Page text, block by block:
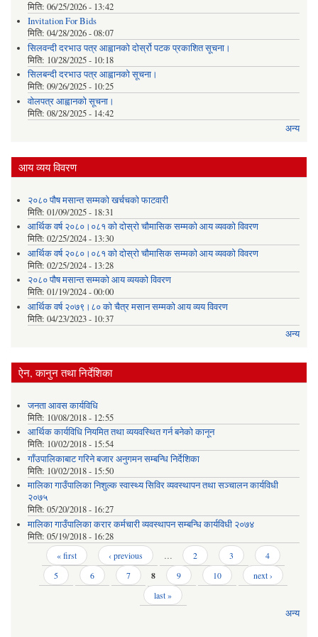
मिति: 06/25/2026 - 13:42
Invitation For Bids
मिति: 04/28/2026 - 08:07
सिलवन्दी दरभाउ पत्र आह्वानको दोर्स्रो पटक प्रकाशित सूचना।
मिति: 10/28/2025 - 10:18
सिलबन्दी दरभाउ पत्र आह्वानको सूचना।
मिति: 09/26/2025 - 10:25
वोलपत्र आह्वानको सूचना।
मिति: 08/28/2025 - 14:42
अन्य
आय व्यय विवरण
२०८० पौष मसान्त सम्मको खर्चचको फाटवारी
मिति: 01/09/2025 - 18:31
आर्थिक वर्ष २०८०।०८१ को दोस्रो चौमासिक सम्मको आय व्यवको विवरण
मिति: 02/25/2024 - 13:30
आर्थिक वर्ष २०८०।०८१ को दोस्रो चौमासिक सम्मको आय व्यवको विवरण
मिति: 02/25/2024 - 13:28
२०८० पौष मसान्त सम्मको आय व्ययको विवरण
मिति: 01/19/2024 - 00:00
आर्थिक वर्ष २०७९।८० को चैत्र मसान सम्मको आय व्यय विवरण
मिति: 04/23/2023 - 10:37
अन्य
ऐन, कानुन तथा निर्देशिका
जनता आवस कार्यविधि
मिति: 10/08/2018 - 12:55
आर्थिक कार्यविधि नियमित तथा व्ययवस्थित गर्न बनेको कानून
मिति: 10/02/2018 - 15:54
गाँउपालिकाबाट गरिने बजार अनुगमन सम्बन्धि निर्देशिका
मिति: 10/02/2018 - 15:50
मालिका गाउँपालिका निशुल्क स्वास्थ्य सिविर व्यवस्थापन तथा सञ्चालन कार्यविधी
२०७५
मिति: 05/20/2018 - 16:27
मालिका गाउँपालिका करार कर्मचारी व्यवस्थापन सम्बन्धि कार्यविधी २०७४
मिति: 05/19/2018 - 16:28
Pages « first ‹ previous … 2 3
4
5
6 7 8 9 10
next ›
last »
अन्य